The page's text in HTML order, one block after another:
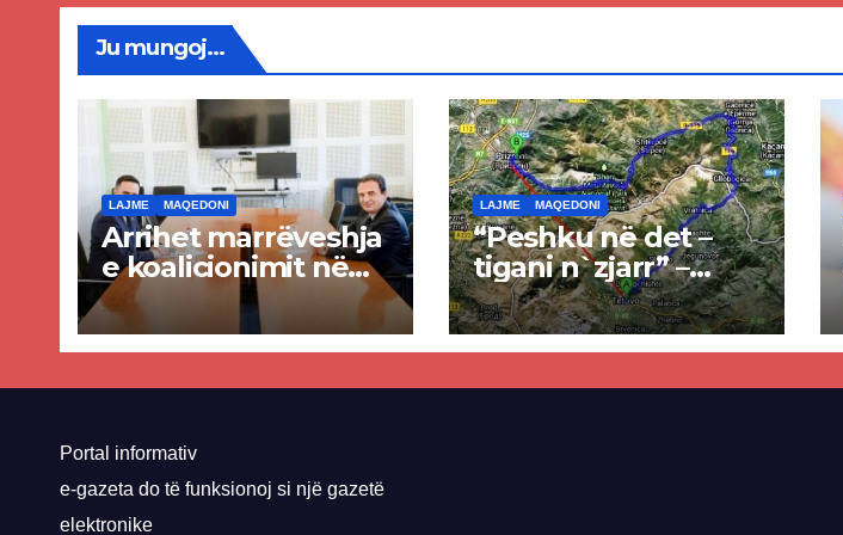
Ju mungoj...
LAJME MAQEDONI
Arrihet marrëveshja
e koalicionimit në
parim mes Kurtit
dhe Abdixhikut
LAJME MAQEDONI
“Peshku në det –
tigani n`zjarr” –
Ende pa u kryer
projekti i tunelit,
komuna e Tetovës
nis punimet për
Portal informativ
e-gazeta do të funksionoj si një gazetë
elektronike